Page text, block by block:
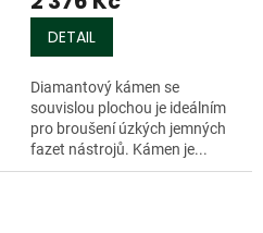
DETAIL
Diamantový kámen se
souvislou plochou je ideálním
pro broušení úzkých jemných
fazet nástrojů. Kámen je...